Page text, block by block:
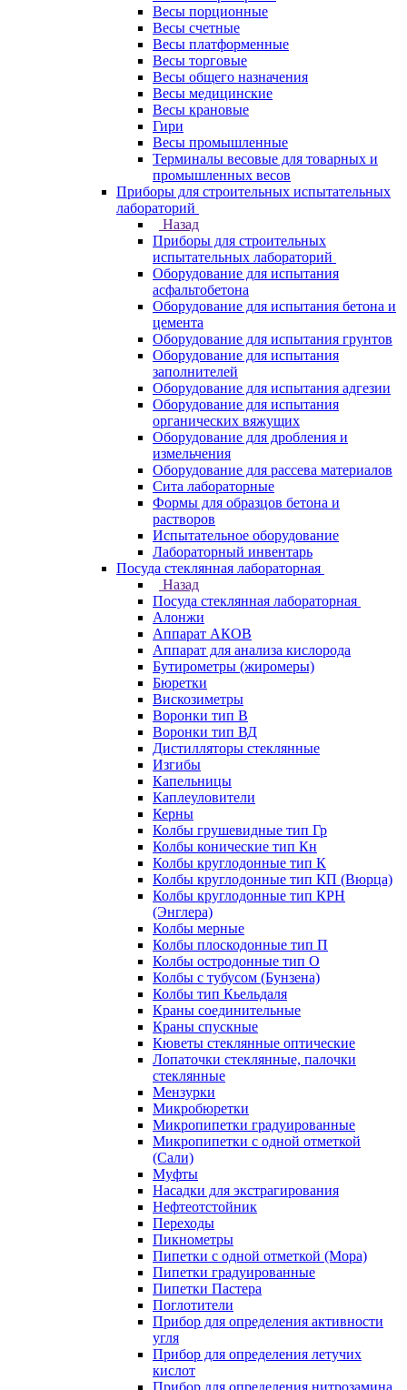
Весы порционные
Весы счетные
Весы платформенные
Весы торговые
Весы общего назначения
Весы медицинские
Весы крановые
Гири
Весы промышленные
Терминалы весовые для товарных и
промышленных весов
Приборы для строительных испытательных
лабораторий
Назад
Приборы для строительных
испытательных лабораторий
Оборудование для испытания
асфальтобетона
Оборудование для испытания бетона и
цемента
Оборудование для испытания грунтов
Оборудование для испытания
заполнителей
Оборудование для испытания адгезии
Оборудование для испытания
органических вяжущих
Оборудование для дробления и
измельчения
Оборудование для рассева материалов
Сита лабораторные
Формы для образцов бетона и
растворов
Испытательное оборудование
Лабораторный инвентарь
Посуда стеклянная лабораторная
Назад
Посуда стеклянная лабораторная
Алонжи
Аппарат АКОВ
Аппарат для анализа кислорода
Бутирометры (жиромеры)
Бюретки
Вискозиметры
Воронки тип В
Воронки тип ВД
Дистилляторы стеклянные
Изгибы
Капельницы
Каплеуловители
Керны
Колбы грушевидные тип Гр
Колбы конические тип Кн
Колбы круглодонные тип К
Колбы круглодонные тип КП (Вюрца)
Колбы круглодонные тип КРН
(Энглера)
Колбы мерные
Колбы плоскодонные тип П
Колбы остродонные тип О
Колбы с тубусом (Бунзена)
Колбы тип Кьельдаля
Краны соединительные
Краны спускные
Кюветы стеклянные оптические
Лопаточки стеклянные, палочки
стеклянные
Мензурки
Микробюретки
Микропипетки градуированные
Микропипетки с одной отметкой
(Сали)
Муфты
Насадки для экстрагирования
Нефтеотстойник
Переходы
Пикнометры
Пипетки с одной отметкой (Мора)
Пипетки градуированные
Пипетки Пастера
Поглотители
Прибор для определения активности
угля
Прибор для определения летучих
кислот
Прибор для определения нитрозамина